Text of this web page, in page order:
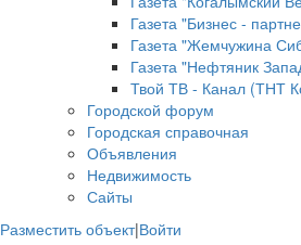
Газета "Бизнес -
Газета "Жемчужина
Газета "Нефтяник
Твой ТВ - Канал (ТНТ
Городской форум
Городская справочная
Объявления
Недвижимость
Сайты
Разместить объект|Войти